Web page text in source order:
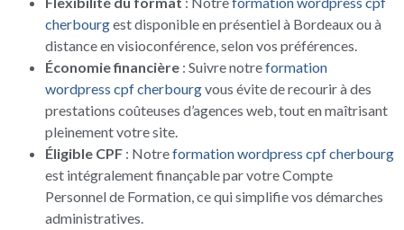
cherbourgest disponible en présentiel à Bordeaux ou à
distance en visioconférence, selon vos préférences.
Économie financière : Suivre notreformation
wordpress cpf cherbourgvous évite de recourir à des
prestations coûteuses d’agences web, tout en maîtrisant
pleinement votre site.
Éligible CPF : Notreformation wordpress cpf cherbourg
est intégralement finançable par votre Compte
Personnel de Formation, ce qui simplifie vos démarches
administratives.